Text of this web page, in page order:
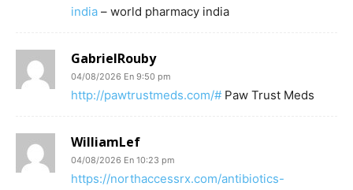
india – world pharmacy india
GabrielRouby
04/08/2026 En 9:50 pm
http://pawtrustmeds.com/# Paw Trust Meds
WilliamLef
04/08/2026 En 10:23 pm
https://northaccessrx.com/antibiotics-